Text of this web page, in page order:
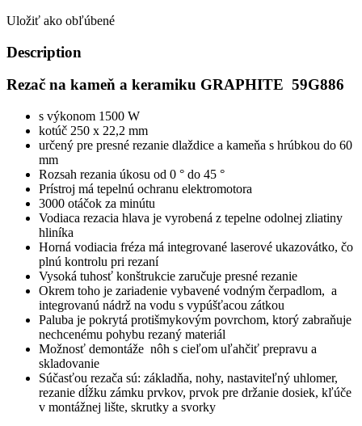
Uložiť ako obľúbené
Description
Rezač na kameň a keramiku GRAPHITE 59G886
s výkonom 1500 W
kotúč 250 x 22,2 mm
určený pre presné rezanie dlaždice a kameňa s hrúbkou do 60
mm
Rozsah rezania úkosu od 0 ° do 45 °
Prístroj má tepelnú ochranu elektromotora
3000 otáčok za minútu
Vodiaca rezacia hlava je vyrobená z tepelne odolnej zliatiny
hliníka
Horná vodiacia fréza má integrované laserové ukazovátko, čo
plnú kontrolu pri rezaní
Vysoká tuhosť konštrukcie zaručuje presné rezanie
Okrem toho je zariadenie vybavené vodným čerpadlom, a
integrovanú nádrž na vodu s vypúšťacou zátkou
Paluba je pokrytá protišmykovým povrchom, ktorý zabraňuje
nechcenému pohybu rezaný materiál
Možnosť demontáže nôh s cieľom uľahčiť prepravu a
skladovanie
Súčasťou rezača sú: základňa, nohy, nastaviteľný uhlomer,
rezanie dĺžku zámku prvkov, prvok pre držanie dosiek, kľúče
v montážnej lište, skrutky a svorky